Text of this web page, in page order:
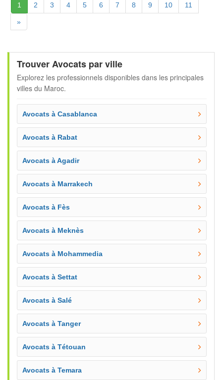
1 (Actuelle)
2 3 4 5 6 7 8 9 10 11
»Suivante
Trouver Avocats par ville
Explorez les professionnels disponibles dans les principales
villes du Maroc.
Avocats à Casablanca
Avocats à Rabat
Avocats à Agadir
Avocats à Marrakech
Avocats à Fès
Avocats à Meknès
Avocats à Mohammedia
Avocats à Settat
Avocats à Salé
Avocats à Tanger
Avocats à Tétouan
Avocats à Temara